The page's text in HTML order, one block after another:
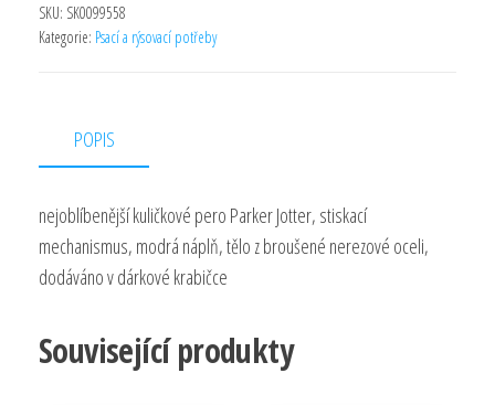
SKU: SK0099558
Kategorie: Psací a rýsovací potřeby
POPIS
nejoblíbenější kuličkové pero Parker Jotter, stiskací
mechanismus, modrá náplň, tělo z broušené nerezové oceli,
dodáváno v dárkové krabičce
Související produkty